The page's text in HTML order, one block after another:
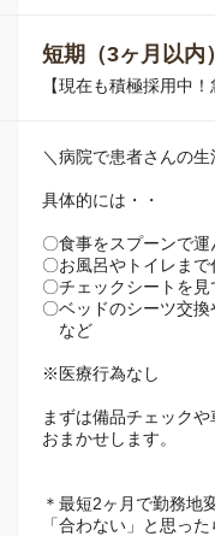
短期（3ヶ月以内）
【現在も積極採用中
＼病院で患者さんの生
具体的には・・
〇食事をスプーンで運
〇お風呂やトイレま
〇チェックシートを
〇ベッドのシーツ交換
など
※医療行為なし
まずは備品チェック
おまかせします。
＊最短2ヶ月で勤務地
「合わない」と思っ